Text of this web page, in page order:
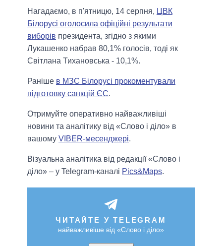
Нагадаємо, в п'ятницю, 14 серпня, ЦВК
Білорусі оголосила офіційні результати
виборів президента, згідно з якими
Лукашенко набрав 80,1% голосів, тоді як
Світлана Тихановська - 10,1%.
Раніше в МЗС Білорусі прокоментували
підготовку санкцій ЄС.
Отримуйте оперативно найважливіші
новини та аналітику від «Слово і діло» в
вашому VIBER-месенджері.
Візуальна аналітика від редакції «Слово і
діло» – у Telegram-каналі Pics&Maps.
ЧИТАЙТЕ У TELEGRAM
найважливіше від «Слово і діло»